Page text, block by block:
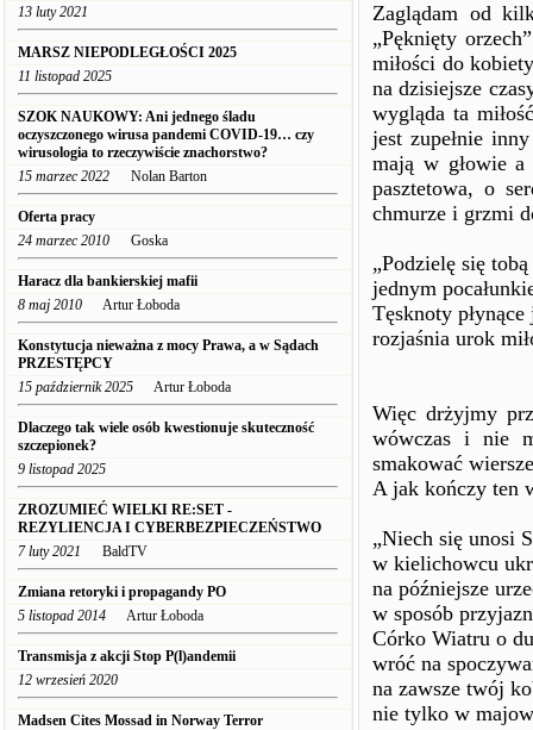
13 luty 2021
MARSZ NIEPODLEGŁOŚCI 2025
11 listopad 2025
SZOK NAUKOWY: Ani jednego śladu
oczyszczonego wirusa pandemi COVID-19… czy
wirusologia to rzeczywiście znachorstwo?
15 marzec 2022 Nolan Barton
Oferta pracy
24 marzec 2010 Goska
Haracz dla bankierskiej mafii
8 maj 2010 Artur Łoboda
Konstytucja nieważna z mocy Prawa, a w Sądach
PRZESTĘPCY
15 październik 2025 Artur Łoboda
Dlaczego tak wiele osób kwestionuje skuteczność
szczepionek?
9 listopad 2025
ZROZUMIEĆ WIELKI RE:SET -
REZYLIENCJA I CYBERBEZPIECZEŃSTWO
7 luty 2021 BaldTV
Zmiana retoryki i propagandy PO
5 listopad 2014 Artur Łoboda
Transmisja z akcji Stop P(l)andemii
12 wrzesień 2020
Madsen Cites Mossad in Norway Terror
Zaglądam od
„Pęknięty
miłości do
na dzisiejsze
wygląda ta
jest zupełnie
mają w głowie a
pasztetowa, o
chmurze i grzmi
„Podzielę się
jednym
Tęsknoty
rozjaśnia urok
Więc drżyjmy
wówczas i nie
smakować
A jak kończy ten
„Niech się unosi
w kielichowcu
na późniejsze
w sposób
Córko Wiatru o
wróć na
na zawsze twój
nie tylko w